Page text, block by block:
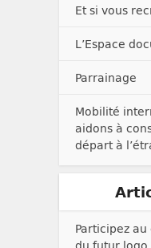
Et si vous
L’Espace
Parrainage
Mobilité
aidons à
départ à
Participez